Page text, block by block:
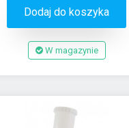
Dodaj do koszyka
W magazynie